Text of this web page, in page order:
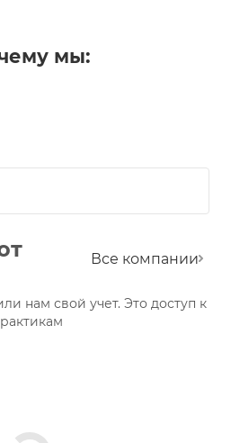
мы:
Все компании
нам свой учет. Это доступ к